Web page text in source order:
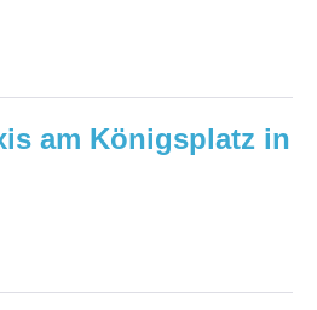
am Königsplatz in